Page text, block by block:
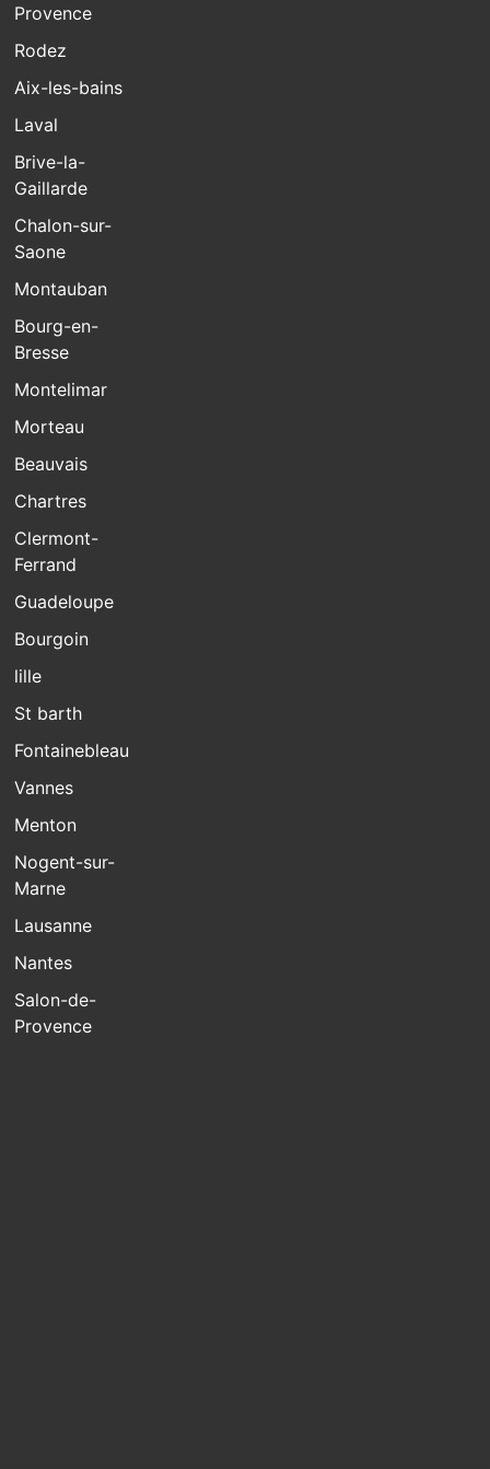
Provence
Rodez
Aix-les-bains
Laval
Brive-la-
Gaillarde
Chalon-sur-
Saone
Montauban
Bourg-en-
Bresse
Montelimar
Morteau
Beauvais
Chartres
Clermont-
Ferrand
Guadeloupe
Bourgoin
lille
St barth
Fontainebleau
Vannes
Menton
Nogent-sur-
Marne
Lausanne
Nantes
Salon-de-
Provence